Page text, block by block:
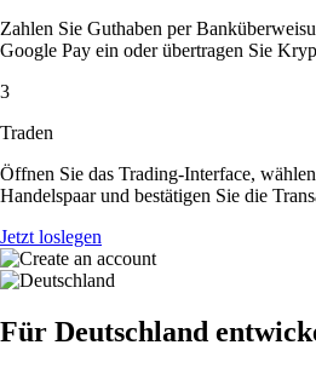
Zahlen Sie Guthaben per
Google Pay ein oder übertragen Sie
3
Traden
Öffnen Sie das Trading-Interface,
Handelspaar und bestätigen Sie die
Jetzt loslegen
Für Deutschland